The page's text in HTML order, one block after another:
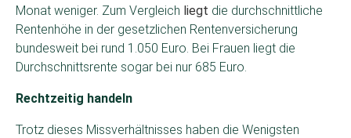
Monat weniger. Zum Vergleich liegt die durchschnittliche
Rentenhöhe in der gesetzlichen Rentenversicherung
bundesweit bei rund 1.050 Euro. Bei Frauen liegt die
Durchschnittsrente sogar bei nur 685 Euro.
Rechtzeitig handeln
Trotz dieses Missverhältnisses haben die Wenigsten